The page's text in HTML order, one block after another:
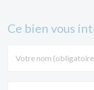
Ce bien vous